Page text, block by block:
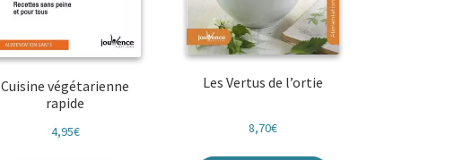
Cuisine végétarienne
rapide
4,95€
Les Vertus de l’ortie
8,70€